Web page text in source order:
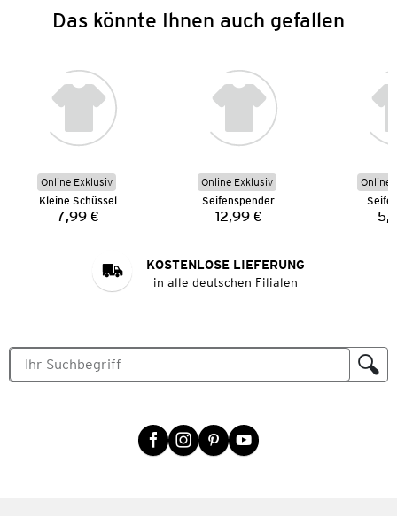
Das könnte Ihnen auch gefallen
Online Exklusiv
Kleine Schüssel
Preis:
7,99 €
Online Exklusiv
Seifenspender
Preis:
12,99 €
Online
KOSTENLOSE LIEFERUNG
in alle deutschen Filialen